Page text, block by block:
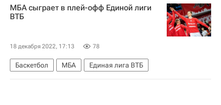
Сборная России по хоккею с шайбой
МБА сыграет в плей-офф Единой лиги
ВТБ
18 декабря 2022, 17:13 78
Баскетбол МБА Единая лига ВТБ